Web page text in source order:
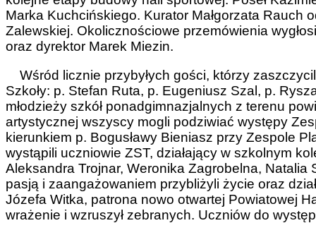
Marka Kuchcińskiego. Kurator Małgorzata Rauch
Zalewskiej. Okolicznościowe przemówienia
oraz dyrektor Marek Miezin.
Wśród licznie przybyłych gości, którzy
Szkoły: p. Stefan Ruta, p. Eugeniusz Szal, p.
młodzieży szkół ponadgimnazjalnych z terenu
artystycznej wszyscy mogli podziwiać występy
kierunkiem p. Bogusławy Bieniasz przy Zespole
wystąpili uczniowie ZST, działający w szkolnym
Aleksandra Trojnar, Weronika Zagrobelna,
pasją i zaangażowaniem przybliżyli życie oraz
Józefa Witka, patrona nowo otwartej Powiatowej
wrażenie i wzruszył zebranych. Uczniów do